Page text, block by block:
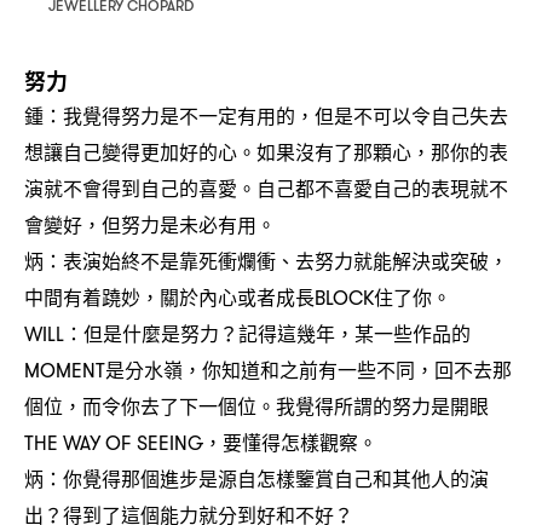
JEWELLERY CHOPARD
努力
鍾 ： 我覺得努力是不一定有用的 ， 但是不可以令自己失去
想讓自己變得更加好的心。如果沒有了那顆心 ， 那你的表
演就不會得到自己的喜愛。自己都不喜愛自己的表現就不
會變好 ， 但努力是未必有用。
炳 ： 表演始終不是靠死衝爛衝、去努力就能解決或突破 ，
中間有着蹺妙 ， 關於內心或者成長BLOCK住了你。
WILL： 但是什麼是努力 ？記得這幾年 ， 某一些作品的
MOMENT是分水嶺 ， 你知道和之前有一些不同 ， 回不去那
個位 ， 而令你去了下一個位。我覺得所謂的努力是開眼
THE WAY OF SEEING， 要懂得怎樣觀察。
炳 ： 你覺得那個進步是源自怎樣鑒賞自己和其他人的演
出 ？得到了這個能力就分到好和不好？